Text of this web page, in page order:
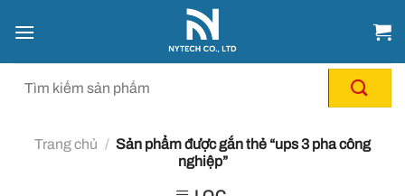
đến
Trang chủ / Sản phẩm được gắn thẻ “ups 3 pha công
nghiệp”